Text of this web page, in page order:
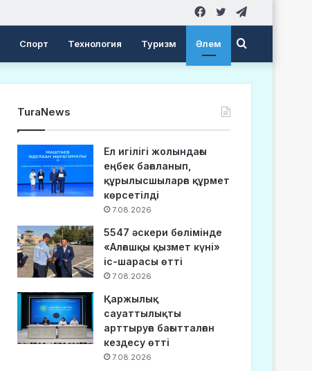
Twitter
Facebook
Спорт Технология Туризм Әлем Search
for
TuraNews
Ел игілігі жолындағы
еңбек бағаланып,
құрылысшыларға құрмет
көрсетілді
7.08.2026
5547 әскери бөлімінде
«Алғашқы қызмет күні»
іс-шарасы өтті
7.08.2026
Қаржылық
сауаттылықты
арттыруға бағытталған
кездесу өтті
7.08.2026